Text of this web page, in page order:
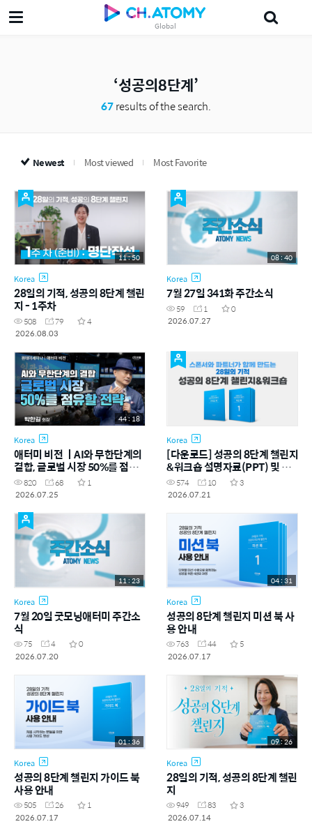
Global
성공의8단계
67results of the search.
Newest Most viewed Most Favorite
11 : 50
Korea
28일의 기적, 성공의 8단계 챌린
지 - 1주차
508 79
4
2026.08.03
08 : 40
Korea
7월 27일 341화 주간소식
59 1
0
2026.07.27
44 : 18
Korea
애터미 비전 ㅣAI와 무한단계의
결합, 글로벌 시장 50%를 점유
할 전략!
820 68
1
2026.07.25
Korea
[다운로드] 성공의 8단계 챌린지
&워크숍 설명자료(PPT) 및 교
재(PDF)
574 10
3
2026.07.21
11 : 23
Korea
7월 20일 굿모닝애터미 주간소
식
75 4
0
2026.07.20
04 : 31
Korea
성공의 8단계 챌린지 미션 북 사
용 안내
763 44
5
2026.07.17
01 : 36
Korea
성공의 8단계 챌린지 가이드 북
사용 안내
505 26
1
2026.07.17
09 : 26
Korea
28일의 기적, 성공의 8단계 챌린
지
949 83
3
2026.07.14